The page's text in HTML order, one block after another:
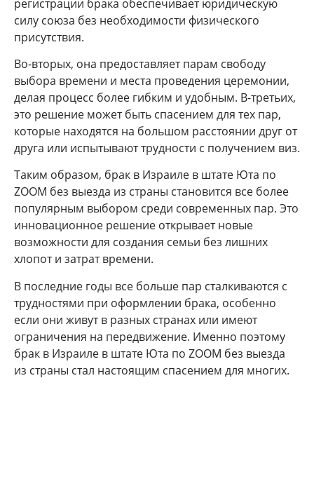
регистрации брака обеспечивает юридическую
силу союза без необходимости физического
присутствия.
Во-вторых, она предоставляет парам свободу
выбора времени и места проведения церемонии,
делая процесс более гибким и удобным. В-третьих,
это решение может быть спасением для тех пар,
которые находятся на большом расстоянии друг от
друга или испытывают трудности с получением виз.
Таким образом, брак в Израиле в штате Юта по
ZOOM без выезда из страны становится все более
популярным выбором среди современных пар. Это
инновационное решение открывает новые
возможности для создания семьи без лишних
хлопот и затрат времени.
В последние годы все больше пар сталкиваются с
трудностями при оформлении брака, особенно
если они живут в разных странах или имеют
ограничения на передвижение. Именно поэтому
брак в Израиле в штате Юта по ZOOM без выезда
из страны стал настоящим спасением для многих.